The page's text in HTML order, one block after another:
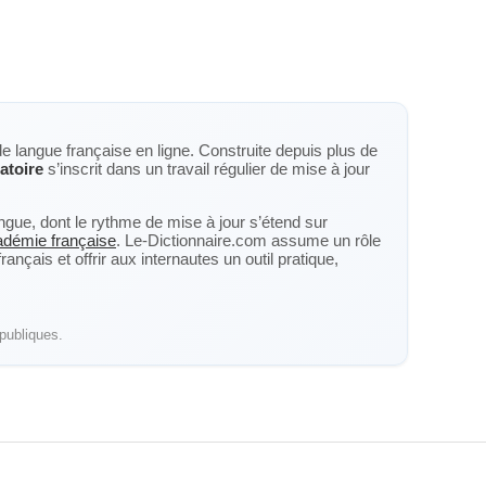
langue française en ligne. Construite depuis plus de
s’inscrit dans un travail régulier de mise à jour
dont le rythme de mise à jour s’étend sur
française. Le-Dictionnaire.com assume un rôle
et offrir aux internautes un outil pratique,